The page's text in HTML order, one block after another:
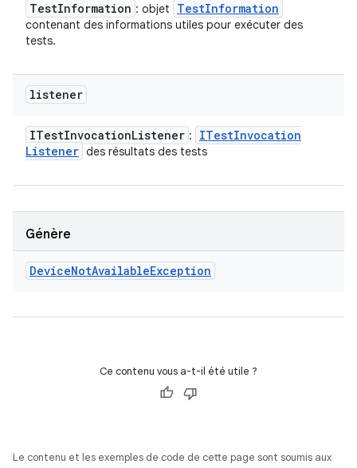
TestInformation : objet TestInformation
contenant des informations utiles pour exécuter des
tests.
listener
ITestInvocationListener : ITestInvocation
Listener des résultats des tests
Génère
DeviceNotAvailableException
Ce contenu vous a-t-il été utile ?
Le contenu et les exemples de code de cette page sont soumis aux